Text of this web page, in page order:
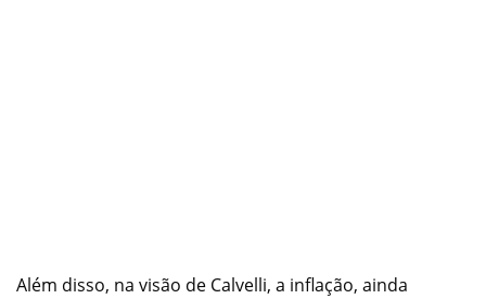
Além disso, na visão de Calvelli, a inflação, ainda